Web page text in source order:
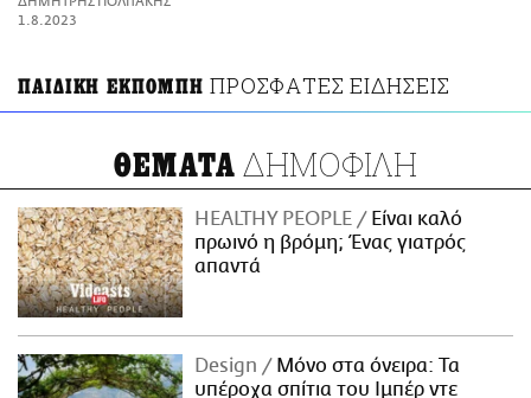
ΑΜΠΑ
1.8.2023
ΠΑΙΔΙΚΗ ΕΚΠΟΜΠΗ ΠΡΟΣΦΑΤΕΣ ΕΙΔΗΣΕΙΣ
ΘΕΜΑΤΑ ΔΗΜΟΦΙΛΗ
HEALTHY PEOPLE
Είναι καλό
πρωινό η βρόμη; Ένας γιατρός
απαντά
Design
Μόνο στα όνειρα: Τα
υπέροχα σπίτια του Ιμπέρ ντε